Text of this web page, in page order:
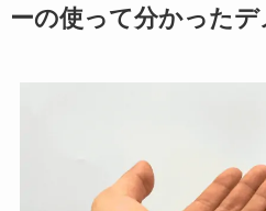
ーの使って分かったデ